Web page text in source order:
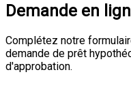
Demande en
Complétez notre
demande de prêt
d'approbation.